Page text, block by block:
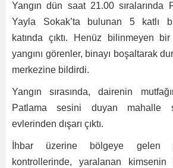
Yangın dün saat 21.00 sıralarında
Yayla Sokak’ta bulunan 5 katlı
katında çıktı. Henüz bilinmeyen
yangını görenler, binayı boşaltarak
merkezine bildirdi.
Yangın sırasında, dairenin
Patlama sesini duyan mahalle
evlerinden dışarı çıktı.
İhbar üzerine bölgeye gelen
kontrollerinde, yaralanan kimsenin